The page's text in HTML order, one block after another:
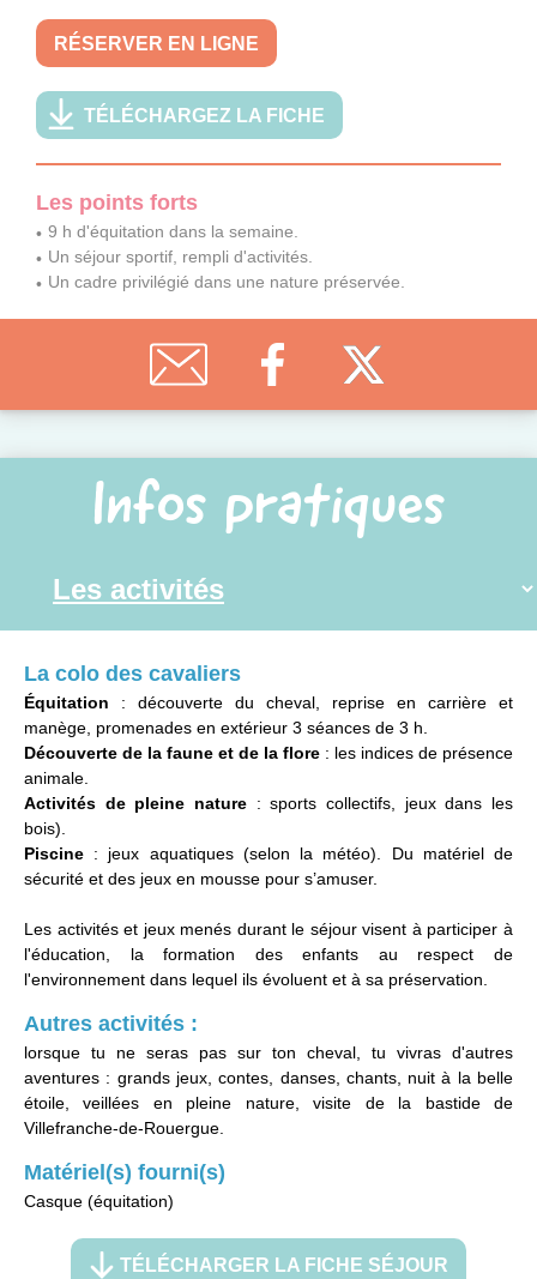
RÉSERVER EN LIGNE
TÉLÉCHARGEZ LA FICHE
Les points forts
9 h d'équitation dans la semaine.
Un séjour sportif, rempli d'activités.
Un cadre privilégié dans une nature préservée.
Infos pratiques
La colo des cavaliers
Équitation : découverte du cheval, reprise en carrière et
manège, promenades en extérieur 3 séances de 3 h.
Découverte de la faune et de la flore : les indices de présence
animale.
Activités de pleine nature : sports collectifs, jeux dans les
bois).
Piscine : jeux aquatiques (selon la météo). Du matériel de
sécurité et des jeux en mousse pour s’amuser.
Les activités et jeux menés durant le séjour visent à participer à
l'éducation, la formation des enfants au respect de
l'environnement dans lequel ils évoluent et à sa préservation.
Autres activités :
lorsque tu ne seras pas sur ton cheval, tu vivras d'autres
aventures : grands jeux, contes, danses, chants, nuit à la belle
étoile, veillées en pleine nature, visite de la bastide de
Villefranche-de-Rouergue.
Matériel(s) fourni(s)
Casque (équitation)
TÉLÉCHARGER LA FICHE SÉJOUR